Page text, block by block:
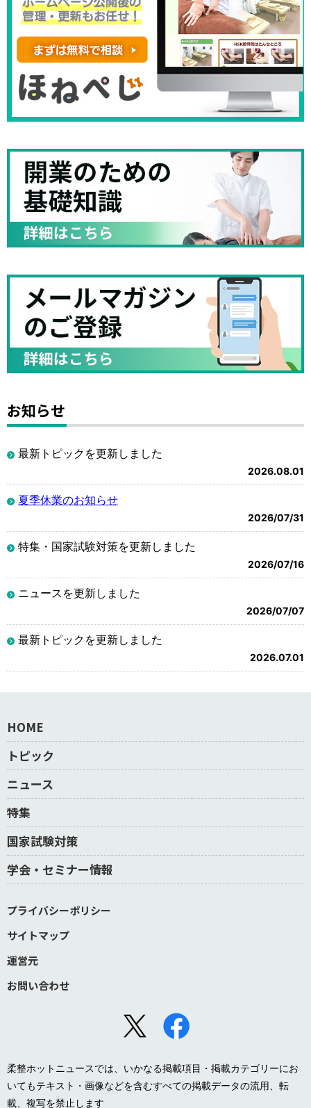
お知らせ
最新トピックを更新しました
2026.08.01
夏季休業のお知らせ
2026/07/31
特集・国家試験対策を更新しました
2026/07/16
ニュースを更新しました
2026/07/07
最新トピックを更新しました
2026.07.01
HOME
トピック
ニュース
特集
国家試験対策
学会・セミナー情報
プライバシーポリシー
サイトマップ
運営元
お問い合わせ
柔整ホットニュースでは、いかなる掲載項目・掲載カテゴリーにお
いてもテキスト・画像などを含むすべての掲載データの流用、転
載、複写を禁止します